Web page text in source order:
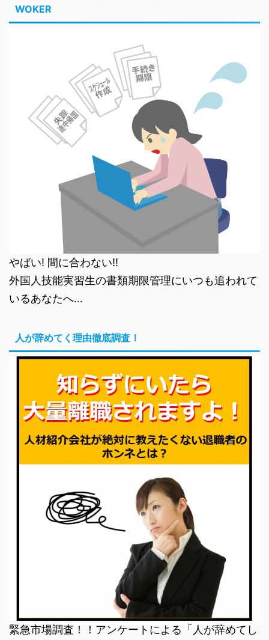
WOKER
やばい! 間に合わない!!
外国人技能実習生の書類期限管理にいつも追われて
いるあなたへ…
人が辞めてく理由徹底調査！
緊急市場調査！！アンケートによる「人が辞めてし